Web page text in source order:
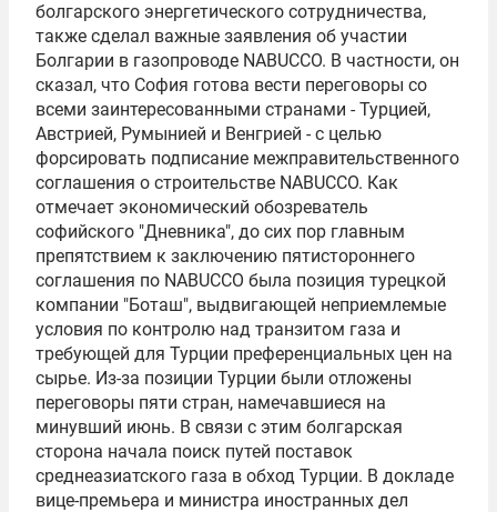
болгарского энергетического сотрудничества,
также сделал важные заявления об участии
Болгарии в газопроводе NABUCCO. В частности, он
сказал, что София готова вести переговоры со
всеми заинтересованными странами - Турцией,
Австрией, Румынией и Венгрией - с целью
форсировать подписание межправительственного
соглашения о строительстве NABUCCO. Как
отмечает экономический обозреватель
софийского "Дневника", до сих пор главным
препятствием к заключению пятистороннего
соглашения по NABUCCO была позиция турецкой
компании "Боташ", выдвигающей неприемлемые
условия по контролю над транзитом газа и
требующей для Турции преференциальных цен на
сырье. Из-за позиции Турции были отложены
переговоры пяти стран, намечавшиеся на
минувший июнь. В связи с этим болгарская
сторона начала поиск путей поставок
среднеазиатского газа в обход Турции. В докладе
вице-премьера и министра иностранных дел